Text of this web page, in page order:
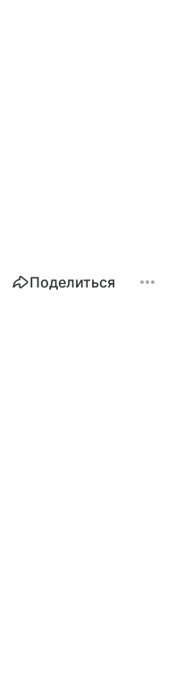
Поделиться